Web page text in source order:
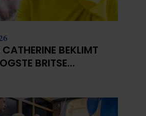
CATHERINE BEKLIMT
BRITSE